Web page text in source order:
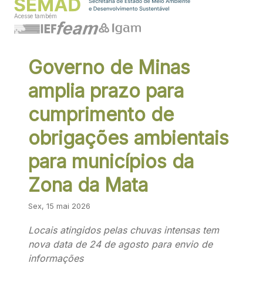
Acesse também
Governo de Minas
amplia prazo para
cumprimento de
obrigações ambientais
para municípios da
Zona da Mata
Sex, 15 mai 2026
Locais atingidos pelas chuvas intensas tem
nova data de 24 de agosto para envio de
informações